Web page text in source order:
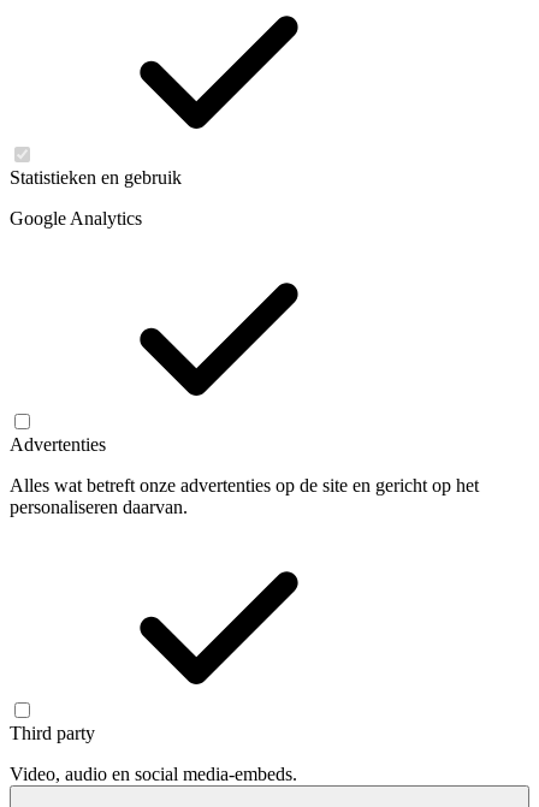
Statistieken en gebruik
Google Analytics
Advertenties
Alles wat betreft onze advertenties op de site en gericht op het
personaliseren daarvan.
Third party
Video, audio en social media-embeds.